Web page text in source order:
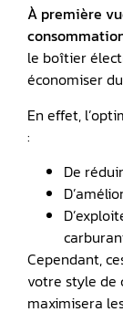
À première
le boîtier
économiser
En effet,
:
De
Cependant,
votre style de
maximisera